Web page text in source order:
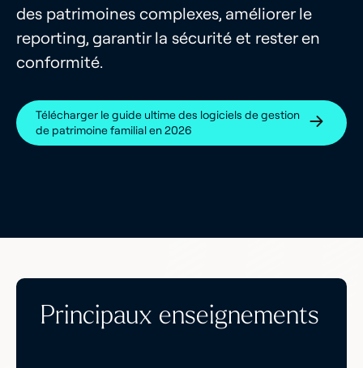
des patrimoines complexes, améliorer le
reporting, garantir la sécurité et rester en
conformité.
Télécharger le guide ultime des logiciels de gestion
de patrimoine familial en 2026
Principaux enseignements